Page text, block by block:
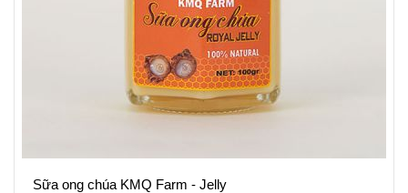
Sữa ong chúa KMQ Farm - Jelly